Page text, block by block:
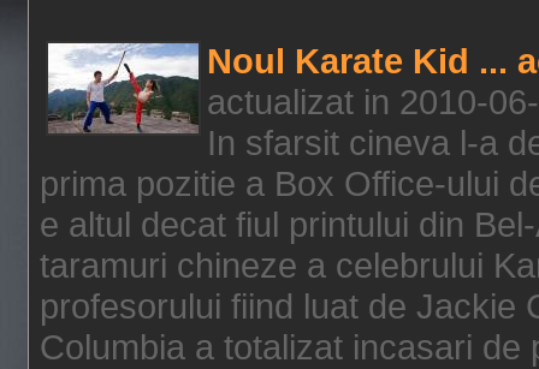
Noul Karate Kid ...
actualizat in 2010-
In sfarsit cineva l-a
prima pozitie a Box Office-ului
e altul decat fiul printului din
taramuri chineze a celebrului
profesorului fiind luat de Jackie
Columbia a totalizat incasari